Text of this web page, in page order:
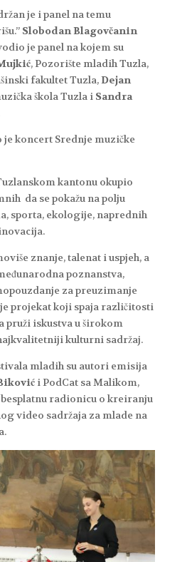
je i panel na temu
Slobodan Blagovčanin
je panel na kojem su
, Pozorište mladih Tuzla,
fakultet Tuzla,Dejan
škola Tuzla i Sandra
koncert Srednje muzičke
kantonu okupio
da se pokažu na polju
sporta, ekologije, naprednih
znanje, talenat i uspjeh, a
poznanstva,
za preuzimanje
projekat koji spaja različitosti
pruži iskustva u širokom
kulturni sadržaj.
mladih su autori emisija
i PodCat sa Malikom,
radionicu o kreiranju
video sadržaja za mlade na